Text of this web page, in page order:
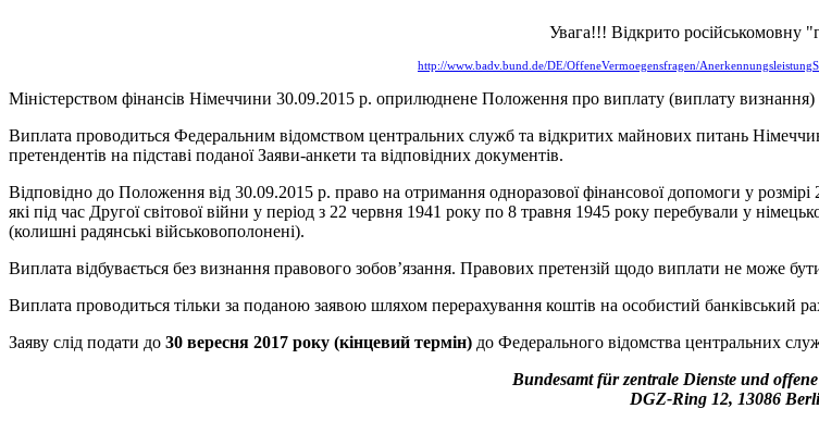
Увага!!! Відкрито російськомовну
http://www.badv.bund.de/DE/OffeneVermoegensfragen/
Міністерством фінансів Німеччини 30.09.2015 р. оприлюднене Положення про виплату (виплату
Виплата проводиться Федеральним відомством центральних служб та відкритих майнових питань
претендентів на підставі поданої Заяви-анкети та відповідних документів.
Відповідно до Положення від 30.09.2015 р. право на отримання одноразової фінансової допомоги у
які під час Другої світової війни у період з 22 червня 1941 року по 8 травня 1945 року перебували у
(колишні радянські військовополонені).
Виплата відбувається без визнання правового зобов’язання. Правових претензій щодо виплати не може
Виплата проводиться тільки за поданою заявою шляхом перерахування коштів на особистий банківський
Заяву слід подати до 30 вересня 2017 року (кінцевий термін) до Федерального відомства центральних
Bundesamt für zentrale Dienste und
DGZ-Ring 12, 13086